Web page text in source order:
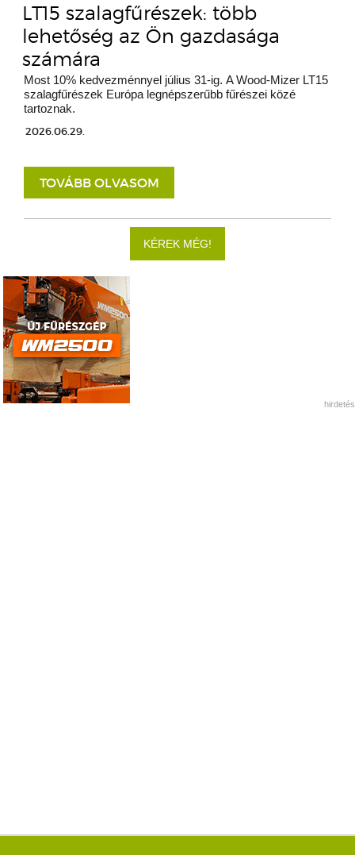
LT15 szalagfűrészek: több
lehetőség az Ön gazdasága
számára
Most 10% kedvezménnyel július 31-ig. A Wood-Mizer LT15
szalagfűrészek Európa legnépszerűbb fűrészei közé
tartoznak.
2026.06.29.
TOVÁBB OLVASOM
KÉREK MÉG!
hirdetés